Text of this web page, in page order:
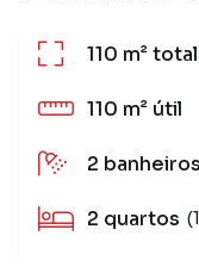
110 m²total
110 m² útil
2 banheiros
2 quartos